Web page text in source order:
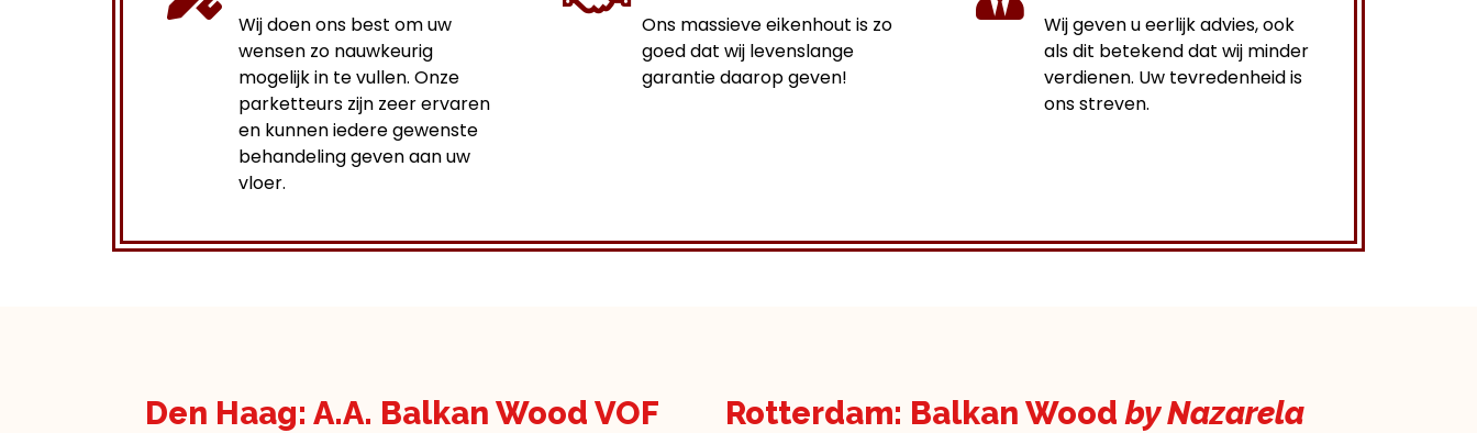
Wij doen ons best om uw
wensen zo nauwkeurig
mogelijk in te vullen. Onze
parketteurs zijn zeer ervaren
en kunnen iedere gewenste
behandeling geven aan uw
vloer.
Ons massieve eikenhout is zo
goed dat wij levenslange
garantie daarop geven!
Wij geven u eerlijk advies, ook
als dit betekend dat wij minder
verdienen. Uw tevredenheid is
ons streven.
Den Haag: A.A. Balkan Wood VOF Rotterdam: Balkan Wood by Nazarela